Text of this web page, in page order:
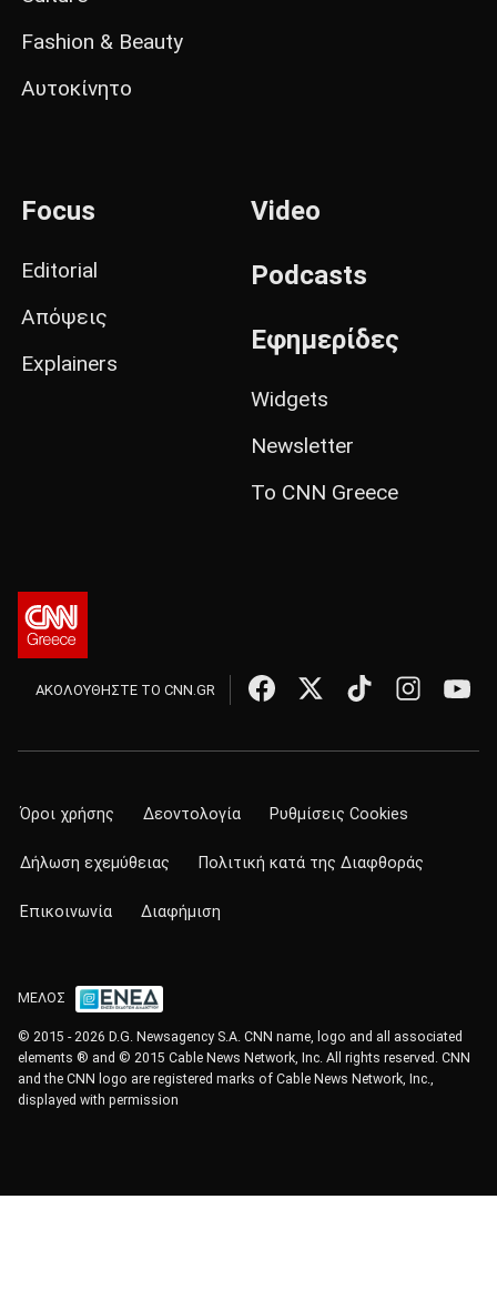
Fashion & Beauty
Αυτοκίνητο
Focus
Editorial
Απόψεις
Explainers
Video
Podcasts
Εφημερίδες
Widgets
Newsletter
Το CNN Greece
ΑΚΟΛΟΥΘΗΣΤΕ ΤΟ CNN.GR
Όροι χρήσης Δεοντολογία Ρυθμίσεις Cookies
Δήλωση εχεμύθειας Πολιτική κατά της Διαφθοράς
Επικοινωνία Διαφήμιση
ΜΕΛΟΣ
© 2015 - 2026 D.G. Newsagency S.A. CNN name, logo and all associated
elements ® and © 2015 Cable News Network, Inc. All rights reserved. CNN
and the CNN logo are registered marks of Cable News Network, Inc.,
displayed with permission